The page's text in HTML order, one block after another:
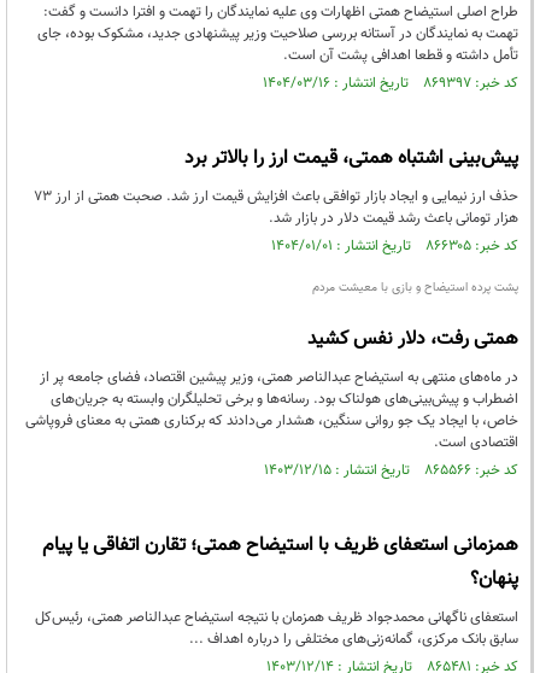
طراح اصلی استیضاح همتی اظهارات وی علیه نمایندگان را تهمت و افترا دانست و گفت:
تهمت به نمایندگان در آستانه بررسی صلاحیت وزیر پیشنهادی جدید، مشکوک بوده، جای
تأمل داشته و قطعا اهدافی پشت آن است.
کد خبر: ۸۶۹۳۹۷ تاریخ انتشار : ۱۴۰۴/۰۳/۱۶
پیش‌بینی اشتباه همتی، قیمت ارز را بالاتر برد
حذف ارز نیمایی و ایجاد بازار توافقی باعث افزایش قیمت ارز شد. صحبت همتی از ارز ۷۳
هزار تومانی باعث رشد قیمت دلار در بازار شد.
کد خبر: ۸۶۶۳۰۵ تاریخ انتشار : ۱۴۰۴/۰۱/۰۱
پشت پرده استیضاح و بازی با معیشت مردم
همتی رفت، دلار نفس کشید
در ماه‌های منتهی به استیضاح عبدالناصر همتی، وزیر پیشین اقتصاد، فضای جامعه پر از
اضطراب و پیش‌بینی‌های هولناک بود. رسانه‌ها و برخی تحلیلگران وابسته به جریان‌های
خاص، با ایجاد یک جو روانی سنگین، هشدار می‌دادند که برکناری همتی به معنای فروپاشی
اقتصادی است.
کد خبر: ۸۶۵۵۶۶ تاریخ انتشار : ۱۴۰۳/۱۲/۱۵
همزمانی استعفای ظریف با استیضاح همتی؛ تقارن اتفاقی یا پیام
پنهان؟
استعفای ناگهانی محمدجواد ظریف همزمان با نتیجه استیضاح عبدالناصر همتی، رئیس‌کل
سابق بانک مرکزی، گمانه‌زنی‌های مختلفی را درباره اهداف ...
کد خبر: ۸۶۵۴۸۱ تاریخ انتشار : ۱۴۰۳/۱۲/۱۴